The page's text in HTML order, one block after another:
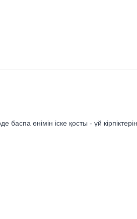
өнімін іске қосты - үй